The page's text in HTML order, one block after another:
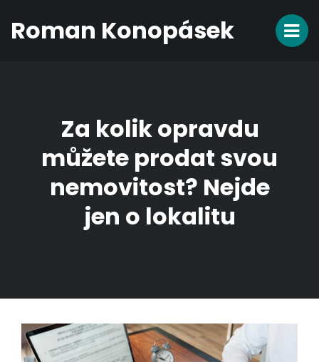
Roman Konopásek
Za kolik opravdu
můžete prodat svou
nemovitost? Nejde
jen o lokalitu